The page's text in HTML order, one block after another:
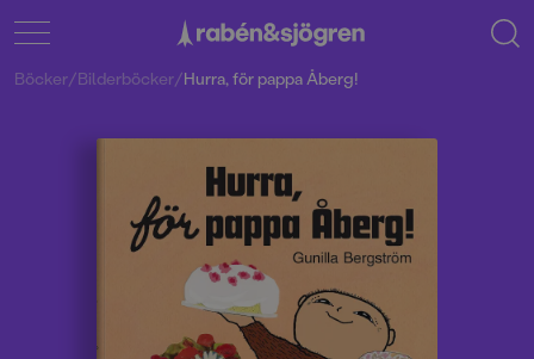
Böcker/Bilderböcker/Hurra, för pappa Åberg!